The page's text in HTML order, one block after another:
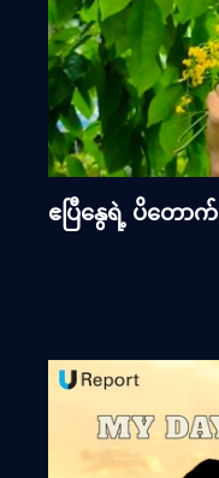
ဧပြီနွေရဲ့ ပိတောက်